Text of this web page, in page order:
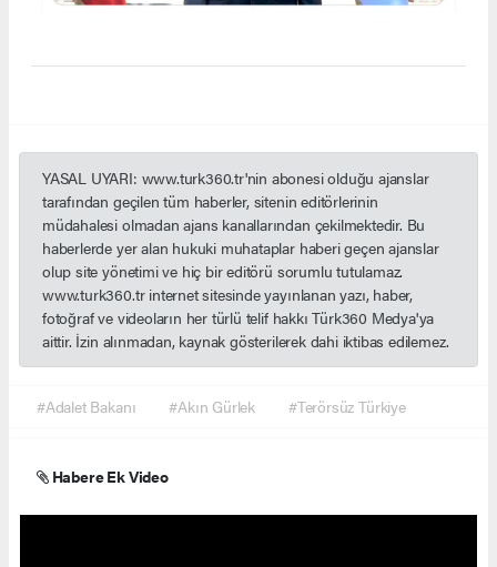
YASAL UYARI: www.turk360.tr'nin abonesi olduğu ajanslar
tarafından geçilen tüm haberler, sitenin editörlerinin
müdahalesi olmadan ajans kanallarından çekilmektedir. Bu
haberlerde yer alan hukuki muhataplar haberi geçen ajanslar
olup site yönetimi ve hiç bir editörü sorumlu tutulamaz.
www.turk360.tr internet sitesinde yayınlanan yazı, haber,
fotoğraf ve videoların her türlü telif hakkı Türk360 Medya'ya
aittir. İzin alınmadan, kaynak gösterilerek dahi iktibas edilemez.
#Adalet Bakanı #Akın Gürlek #Terörsüz Türkiye
Habere Ek Video